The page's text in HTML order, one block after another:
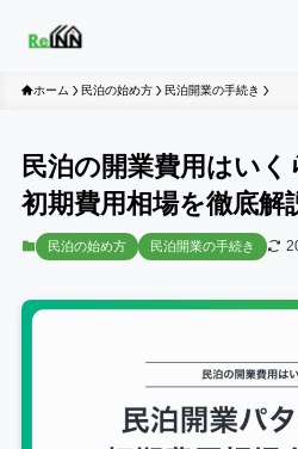
ホーム 民泊の始め方 民泊開業の手続き
民泊の開業費用はい
初期費用相場を徹底解
民泊の始め方 民泊開業の手続き